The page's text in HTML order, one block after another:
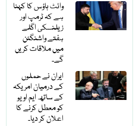
وائٹ ہاؤس کا کہنا
ہے کہ ٹرمپ اور
زیلنسکی اگلے
ہفتے واشنگٹن
میں ملاقات کریں
گے۔
ایران نے حملوں
کے درمیان امریکہ
کے ساتھ ایم او یو
کو معطل کرنے کا
اعلان کر دیا۔